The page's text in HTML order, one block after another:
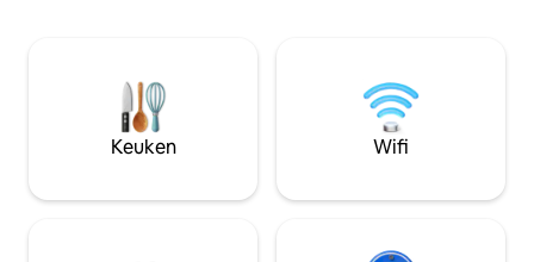
extra beveiliging en warme lokale
gastvrijheid. Ideaal voor stellen,
gezinnen en soloreizigers. Verblijf
comfortabel met moderne
gastvrije sfeer.
voor zaken of
uniek verblijf!
Keuken Wifi